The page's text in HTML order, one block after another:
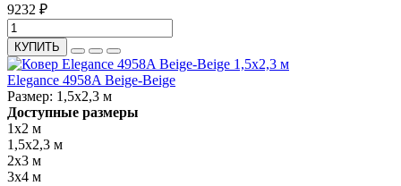
9232 ₽
КУПИТЬ
Elegance 4958A Beige-Beige
Размер: 1,5x2,3 м
Доступные размеры
1x2 м
1,5x2,3 м
2x3 м
3x4 м